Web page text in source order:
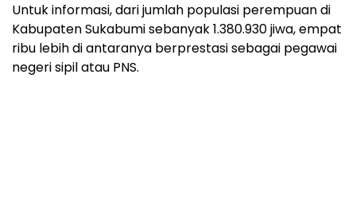
Untuk informasi, dari jumlah populasi perempuan di
Kabupaten Sukabumi sebanyak 1.380.930 jiwa, empat
ribu lebih di antaranya berprestasi sebagai pegawai
negeri sipil atau PNS.